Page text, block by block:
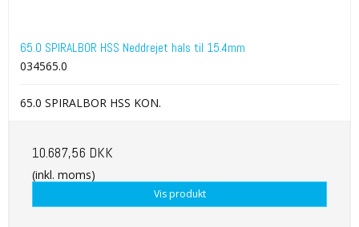
65.0 SPIRALBOR HSS Neddrejet hals til 15.4mm
034565.0
65.0 SPIRALBOR HSS KON.
10.687,56 DKK
(inkl. moms)
Vis produkt